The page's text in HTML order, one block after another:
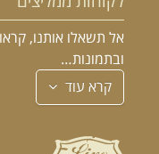
אל תשאלו אותנו,
ובתמונות…
קרא עוד